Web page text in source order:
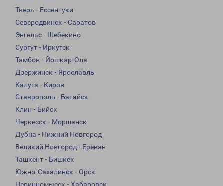
Тверь - Ессентуки
Северодвинск - Саратов
Энгельс - Шебекино
Сургут - Иркутск
Тамбов - Йошкар-Ола
Дзержинск - Ярославль
Калуга - Киров
Ставрополь - Батайск
Клин - Бийск
Черкесск - Моршанск
Дубна - Нижний Новгород
Великий Новгород - Ереван
Ташкент - Бишкек
Южно-Сахалинск - Орск
Невинномысск - Хабаровск